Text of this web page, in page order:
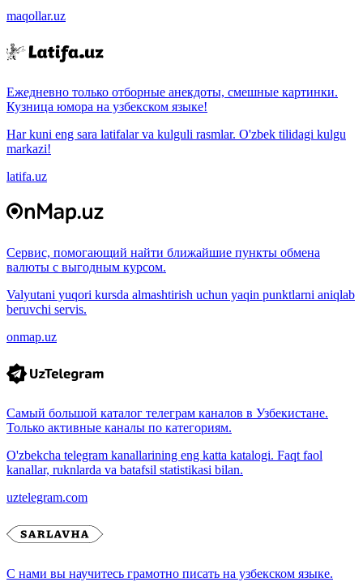
maqollar.uz
Ежедневно только отборные анекдоты, смешные картинки.
Кузница юмора на узбекском языке!
Har kuni eng sara latifalar va kulguli rasmlar. O'zbek tilidagi kulgu
markazi!
latifa.uz
Сервис, помогающий найти ближайшие пункты обмена
валюты с выгодным курсом.
Valyutani yuqori kursda almashtirish uchun yaqin punktlarni aniqlab
beruvchi servis.
onmap.uz
Самый большой каталог телеграм каналов в Узбекистане.
Только активные каналы по категориям.
O'zbekcha telegram kanallarining eng katta katalogi. Faqt faol
kanallar, ruknlarda va batafsil statistikasi bilan.
uztelegram.com
С нами вы научитесь грамотно писать на узбекском языке.